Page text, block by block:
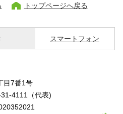
トップページへ戻る
スマートフォン
目7番1号
31-4111（代表)